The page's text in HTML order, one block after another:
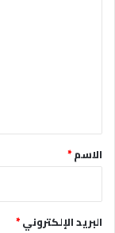
*الاسم*
البريد الإلكتروني*